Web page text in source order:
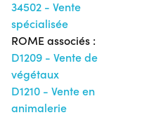
34502 - Vente
spécialisée
ROME associés :
D1209 - Vente de
végétaux
D1210 - Vente en
animalerie